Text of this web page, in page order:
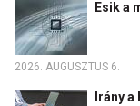
Esik a
2026. AUGUSZTUS 6.
Irány